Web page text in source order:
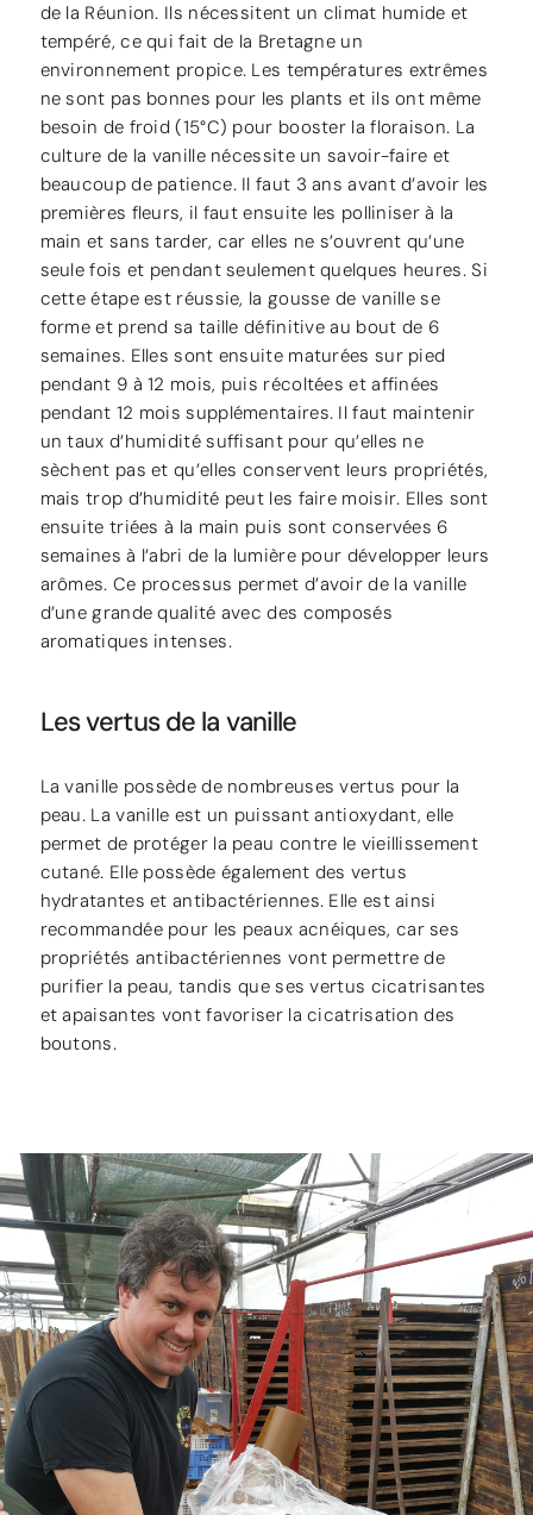
de la Réunion. Ils nécessitent un climat humide et
tempéré, ce qui fait de la Bretagne un
environnement propice. Les températures extrêmes
ne sont pas bonnes pour les plants et ils ont même
besoin de froid (15°C) pour booster la floraison. La
culture de la vanille nécessite un savoir-faire et
beaucoup de patience. Il faut 3 ans avant d’avoir les
premières fleurs, il faut ensuite les polliniser à la
main et sans tarder, car elles ne s’ouvrent qu’une
seule fois et pendant seulement quelques heures. Si
cette étape est réussie, la gousse de vanille se
forme et prend sa taille définitive au bout de 6
semaines. Elles sont ensuite maturées sur pied
pendant 9 à 12 mois, puis récoltées et affinées
pendant 12 mois supplémentaires. Il faut maintenir
un taux d’humidité suffisant pour qu’elles ne
sèchent pas et qu’elles conservent leurs propriétés,
mais trop d’humidité peut les faire moisir. Elles sont
ensuite triées à la main puis sont conservées 6
semaines à l’abri de la lumière pour développer leurs
arômes. Ce processus permet d’avoir de la vanille
d’une grande qualité avec des composés
aromatiques intenses.
Les vertus de la vanille
La vanille possède de nombreuses vertus pour la
peau. La vanille est un puissant antioxydant, elle
permet de protéger la peau contre le vieillissement
cutané. Elle possède également des vertus
hydratantes et antibactériennes. Elle est ainsi
recommandée pour les peaux acnéiques, car ses
propriétés antibactériennes vont permettre de
purifier la peau, tandis que ses vertus cicatrisantes
et apaisantes vont favoriser la cicatrisation des
boutons.